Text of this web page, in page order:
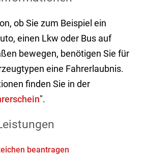
ob Sie zum Beispiel ein
einen Lkw oder Bus auf
bewegen, benötigen Sie für
eine Fahrerlaubnis.
finden Sie in der
".
beantragen